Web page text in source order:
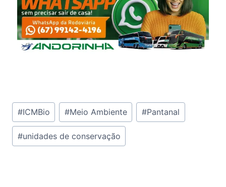
Tags
do
Post:
#ICMBio #Meio Ambiente #Pantanal
#unidades de conservação